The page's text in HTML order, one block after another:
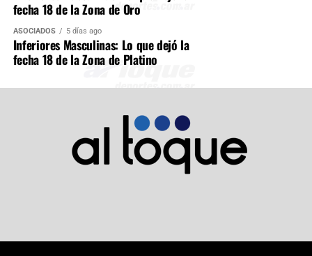
fecha 18 de la Zona de Oro
ASOCIADOS 5 días ago
Inferiores Masculinas: Lo que dejó la
fecha 18 de la Zona de Platino